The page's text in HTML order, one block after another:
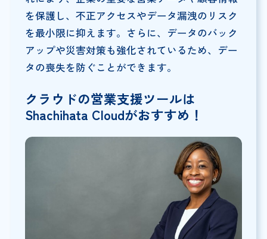
を保護し、不正アクセスやデータ漏洩のリスク
を最小限に抑えます。さらに、データのバック
アップや災害対策も強化されているため、デー
タの喪失を防ぐことができます。
クラウドの営業支援ツールは
Shachihata Cloudがおすすめ！